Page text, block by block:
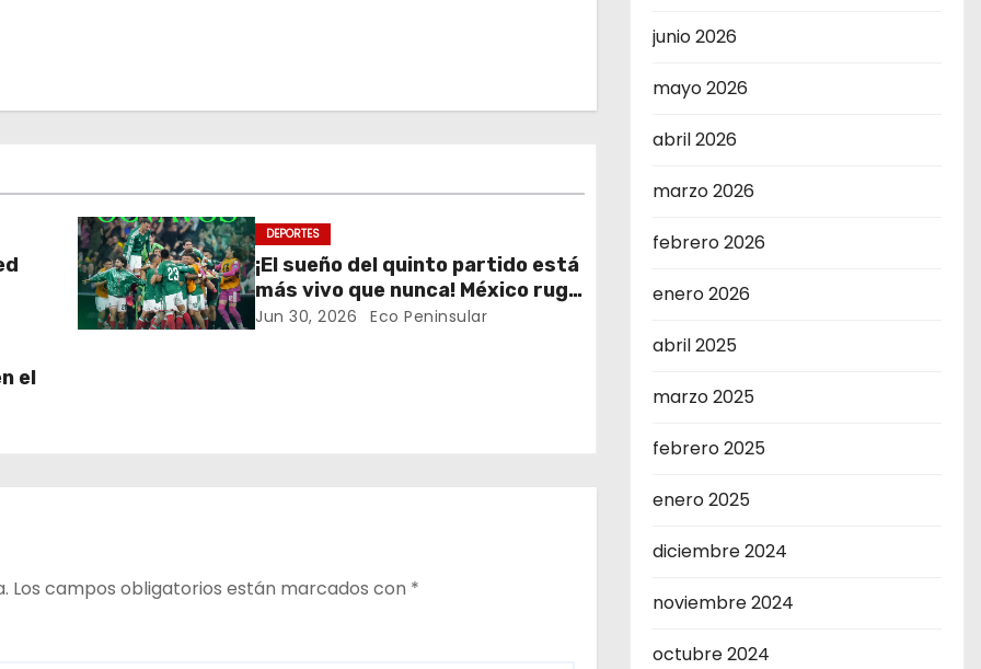
DEPORTES
¡El sueño del quinto partido está
más vivo que nunca! México ruge
en el Mundial 2026
Jun 30, 2026 Eco Peninsular
el
Los campos obligatorios están marcados con *
junio 2026
mayo 2026
abril 2026
marzo 2026
febrero 2026
enero 2026
abril 2025
marzo 2025
febrero 2025
enero 2025
diciembre 2024
noviembre 2024
octubre 2024